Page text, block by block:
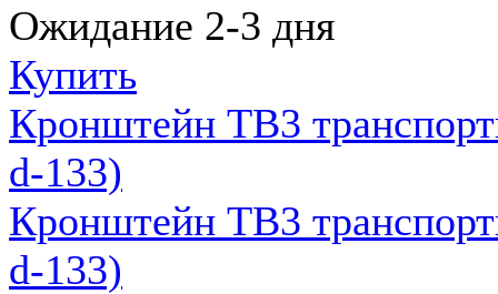
Ожидание 2-3 дня
Купить
Кронштейн ТВ3
d-133)
Кронштейн ТВ3
d-133)